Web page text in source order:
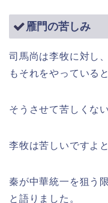
雁門の苦しみ
司馬尚は李牧に対し
もそれをやっている
そうさせて苦しくな
李牧は苦しいですよ
秦が中華統一を狙う
と語りました。